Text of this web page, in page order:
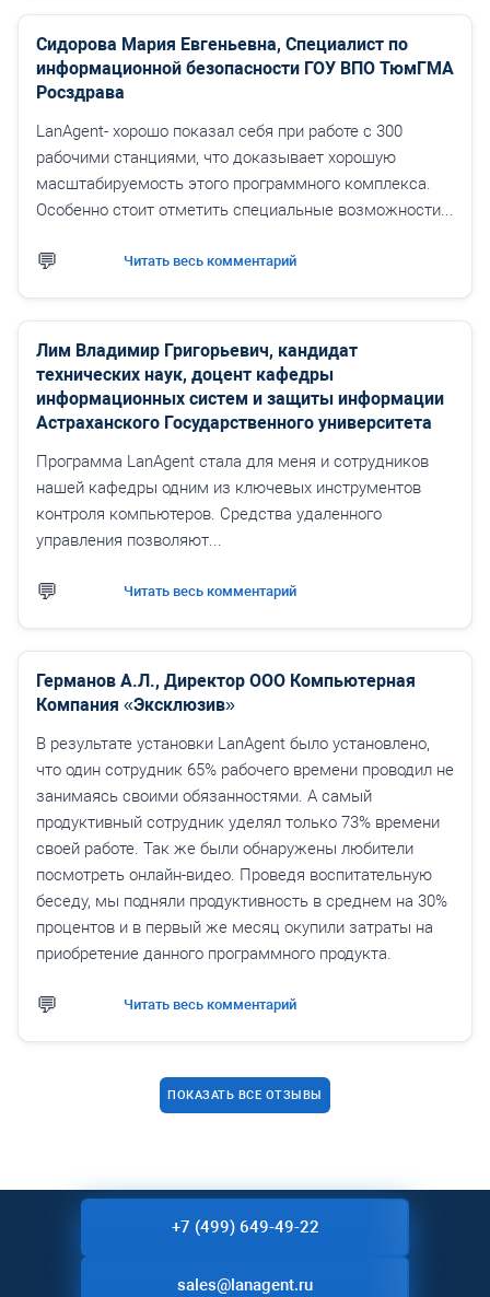
Сидорова Мария Евгеньевна, Специалист по
информационной безопасности ГОУ ВПО ТюмГМА
Росздрава
LanAgent- хорошо показал себя при работе с 300
рабочими станциями, что доказывает хорошую
масштабируемость этого программного комплекса.
Особенно стоит отметить специальные возможности...
Читать весь комментарий
Лим Владимир Григорьевич, кандидат
технических наук, доцент кафедры
информационных систем и защиты информации
Астраханского Государственного университета
Программа LanAgent стала для меня и сотрудников
нашей кафедры одним из ключевых инструментов
контроля компьютеров. Средства удаленного
управления позволяют...
Читать весь комментарий
Германов А.Л., Директор ООО Компьютерная
Компания «Эксклюзив»
В результате установки LanAgent было установлено,
что один сотрудник 65% рабочего времени проводил не
занимаясь своими обязанностями. А самый
продуктивный сотрудник уделял только 73% времени
своей работе. Так же были обнаружены любители
посмотреть онлайн-видео. Проведя воспитательную
беседу, мы подняли продуктивность в среднем на 30%
процентов и в первый же месяц окупили затраты на
приобретение данного программного продукта.
Читать весь комментарий
ПОКАЗАТЬ ВСЕ ОТЗЫВЫ
+7 (499) 649-49-22
sales@lanagent.ru